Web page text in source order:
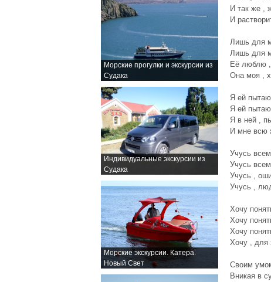
Морские прогулки и экскурсии из
Судака
Индивидуальные экскурсии из
Судака
Морские экскурсии. Катера.
Новый Свет
И так же ,
И
Лишь для
Лишь для
Её люблю
Она моя ,
Я ей
Я ей
Я в ней ,
И мне всю
Учусь
Учусь
Учусь ,
Учусь ,
Хочу
Хочу
Хочу
Хочу , для
Своим
Вникая в